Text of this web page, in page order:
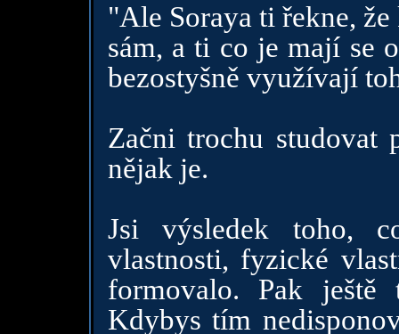
"Ale Soraya ti řekne,
sám, a ti co je mají se
bezostyšně využívají
Začni trochu studovat
nějak je.
Jsi výsledek toho,
vlastnosti, fyzické
formovalo. Pak
Kdybys tím